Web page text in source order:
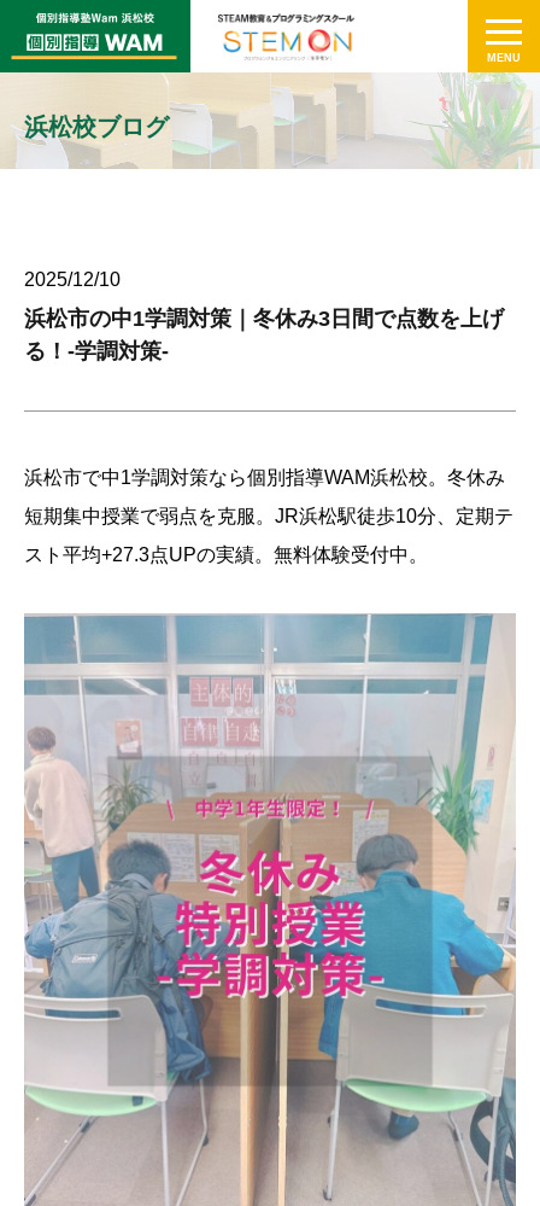
浜松校ブログ
2025/12/10
浜松市の中1学調対策｜冬休み3日間で点数を上げ
る！-学調対策-
浜松市で中1学調対策なら個別指導WAM浜松校。冬休み
短期集中授業で弱点を克服。JR浜松駅徒歩10分、定期テ
スト平均+27.3点UPの実績。無料体験受付中。